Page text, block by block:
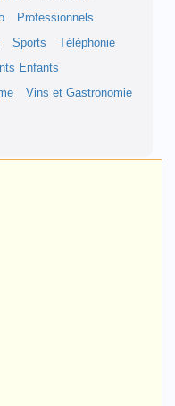
Professionnels
Sports
Téléphonie
Enfants
Vins et Gastronomie